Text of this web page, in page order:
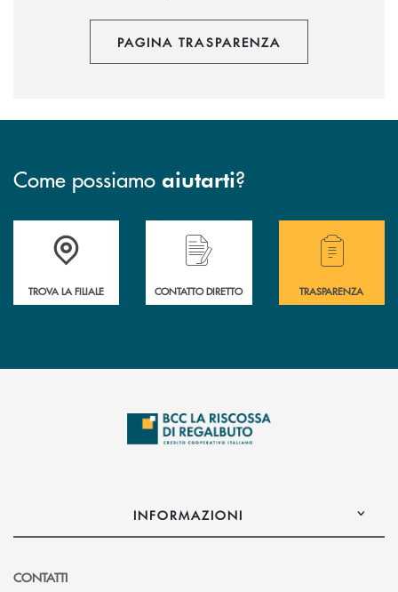
PAGINA TRASPARENZA
Come possiamo aiutarti?
Accedi all' elenco completo delle filiali della Bcc
TROVA LA FILIALE
Hai bisogno di assistenza immediata?
CONTATTO DIRETTO
Hai bisogno di
TRASPARENZA
INFORMAZIONI
CONTATTI